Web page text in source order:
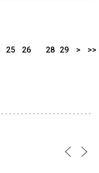
25
26
28 29 > >>